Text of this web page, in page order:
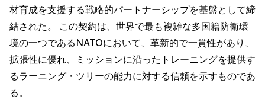
材育成を支援する戦略的パートナーシップを基盤として締
結された。 この契約は、世界で最も複雑な多国籍防衛環
境の一つであるNATOにおいて、革新的で一貫性があり、
拡張性に優れ、ミッションに沿ったトレーニングを提供す
るラーニング・ツリーの能力に対する信頼を示すものであ
る。